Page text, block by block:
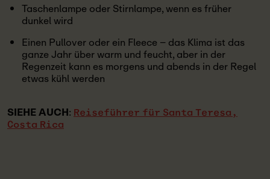
Taschenlampe oder Stirnlampe, wenn es früher
dunkel wird
Einen Pullover oder ein Fleece – das Klima ist das
ganze Jahr über warm und feucht, aber in der
Regenzeit kann es morgens und abends in der Regel
etwas kühl werden
SIEHE AUCH: Reiseführer für Santa Teresa,
Costa Rica